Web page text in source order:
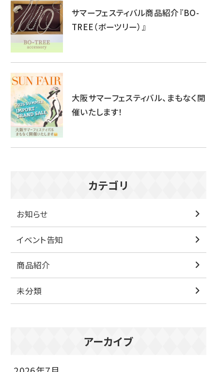
サマーフェスティバル商品紹介『BO-
TREE（ボーツリー）』
大阪サマーフェスティバル、まもなく開
催いたします！
カテゴリ
お知らせ
イベント告知
商品紹介
未分類
アーカイブ